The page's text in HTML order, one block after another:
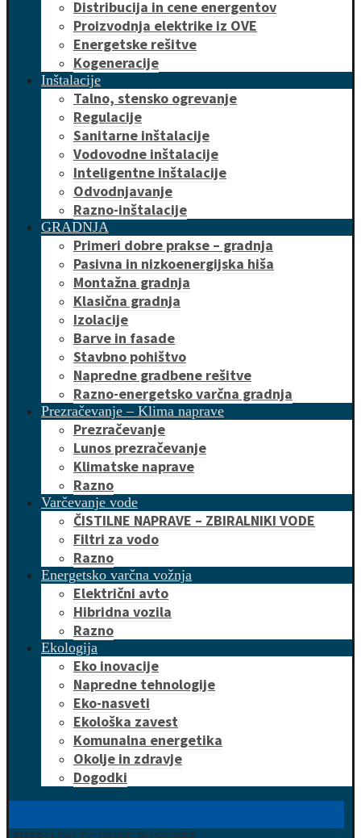
Distribucija in cene energentov
Proizvodnja elektrike iz OVE
Energetske rešitve
Kogeneracije
Inštalacije
Talno, stensko ogrevanje
Regulacije
Sanitarne inštalacije
Vodovodne inštalacije
Inteligentne inštalacije
Odvodnjavanje
Razno-inštalacije
GRADNJA
Primeri dobre prakse – gradnja
Pasivna in nizkoenergijska hiša
Montažna gradnja
Klasična gradnja
Izolacije
Barve in fasade
Stavbno pohištvo
Napredne gradbene rešitve
Razno-energetsko varčna gradnja
Prezračevanje – Klima naprave
Prezračevanje
Lunos prezračevanje
Klimatske naprave
Razno
Varčevanje vode
ČISTILNE NAPRAVE – ZBIRALNIKI VODE
Filtri za vodo
Razno
Energetsko varčna vožnja
Električni avto
Hibridna vozila
Razno
Ekologija
Eko inovacije
Napredne tehnologije
Eko-nasveti
Ekološka zavest
Komunalna energetika
Okolje in zdravje
Dogodki